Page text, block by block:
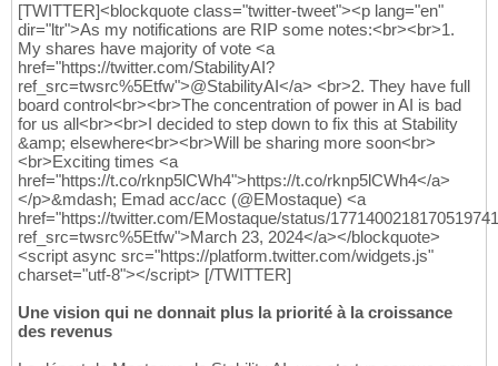
[TWITTER]<blockquote class="twitter-tweet"><p lang="en"
dir="ltr">As my notifications are RIP some notes:<br><br>1.
My shares have majority of vote <a
href="https://twitter.com/StabilityAI?
ref_src=twsrc%5Etfw">@StabilityAI</a> <br>2. They have full
board control<br><br>The concentration of power in AI is bad
for us all<br><br>I decided to step down to fix this at Stability
&amp; elsewhere<br><br>Will be sharing more soon<br>
<br>Exciting times <a
href="https://t.co/rknp5lCWh4">https://t.co/rknp5lCWh4</a>
</p>&mdash; Emad acc/acc (@EMostaque) <a
href="https://twitter.com/EMostaque/status/
ref_src=twsrc%5Etfw">March 23, 2024</a></blockquote>
<script async src="https://platform.twitter.com/widgets.js"
charset="utf-8"></script> [/TWITTER]
Une vision qui ne donnait plus la priorité à la croissance
des revenus